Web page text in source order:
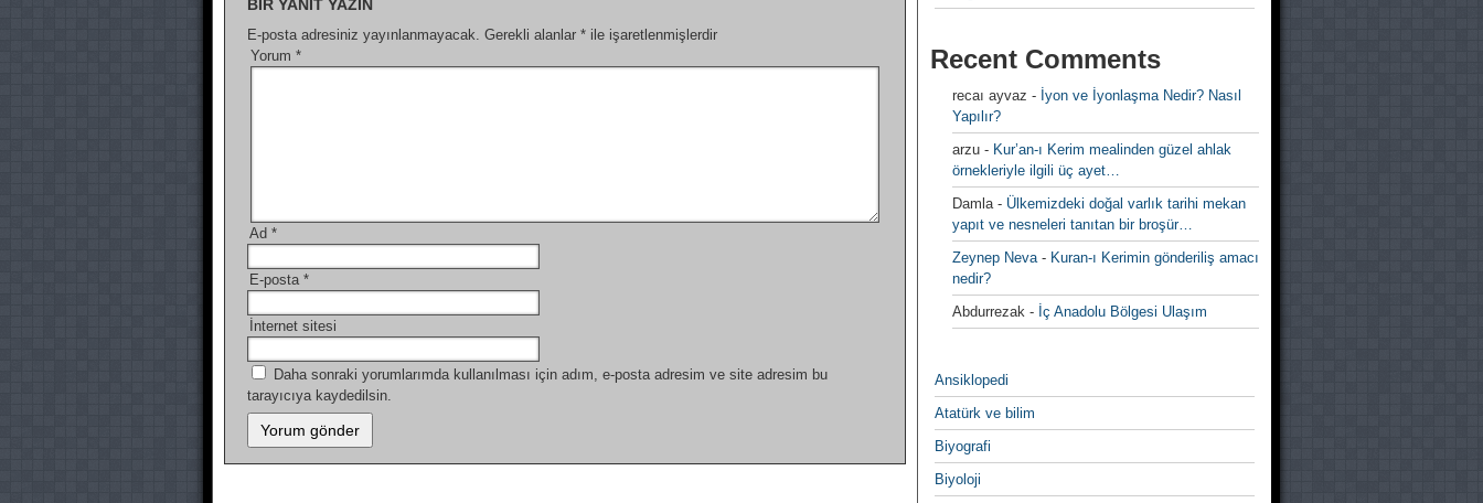
BIR YANIT YAZIN
E-posta adresiniz yayınlanmayacak. Gerekli alanlar * ile işaretlenmişlerdir
Yorum *
Ad *
E-posta *
İnternet sitesi
Daha sonraki yorumlarımda kullanılması için adım, e-posta adresim ve site adresim bu
tarayıcıya kaydedilsin.
Recent Comments
recaı ayvaz - İyon ve İyonlaşma Nedir? Nasıl
Yapılır?
arzu - Kur’an-ı Kerim mealinden güzel ahlak
örnekleriyle ilgili üç ayet…
Damla- Ülkemizdeki doğal varlık tarihi mekan
yapıt ve nesneleri tanıtan bir broşür…
Zeynep Neva- Kuran-ı Kerimin gönderiliş amacı
nedir?
Abdurrezak - İç Anadolu Bölgesi Ulaşım
Ansiklopedi
Atatürk ve bilim
Biyografi
Biyoloji